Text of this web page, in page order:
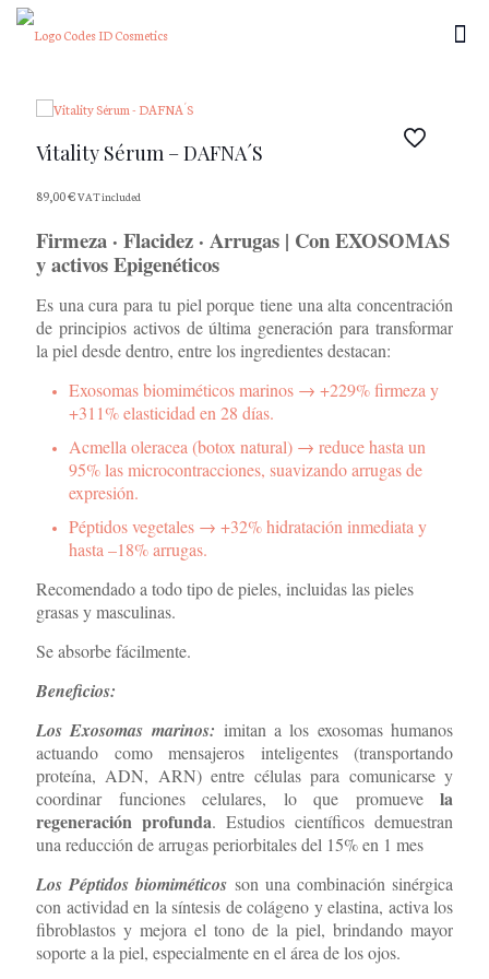
Vitality Sérum – DAFNA´S
89,00€VAT included
Firmeza · Flacidez · Arrugas | Con EXOSOMAS
y activos Epigenéticos
Es una cura para tu piel porque tiene una alta concentración
de principios activos de última generación para transformar
la piel desde dentro, entre los ingredientes destacan:
Exosomas biomiméticos marinos → +229% firmeza y
+311% elasticidad en 28 días.
Acmella oleracea (botox natural) → reduce hasta un
95% las microcontracciones, suavizando arrugas de
expresión.
Péptidos vegetales → +32% hidratación inmediata y
hasta –18% arrugas.
Recomendado a todo tipo de pieles, incluidas las pieles
grasas y masculinas.
Se absorbe fácilmente.
Beneficios:
Los Exosomas marinos: imitan a los exosomas humanos
actuando como mensajeros inteligentes (transportando
proteína, ADN, ARN) entre células para comunicarse y
coordinar funciones celulares, lo que promueve la
regeneración profunda. Estudios científicos demuestran
una reducción de arrugas periorbitales del 15% en 1 mes
Los Péptidos biomiméticos son una combinación sinérgica
con actividad en la síntesis de colágeno y elastina, activa los
fibroblastos y mejora el tono de la piel, brindando mayor
soporte a la piel, especialmente en el área de los ojos.